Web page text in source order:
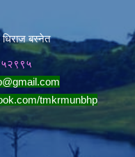
धिराज बस्नेत
tmkrmunbhp